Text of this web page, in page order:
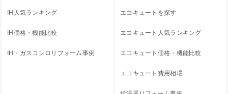
IH人気ランキング
IH価格・機能比較
IH・ガスコンロリフォーム事例
エコキュートを探す
エコキュート人気ランキング
エコキュート価格・機能比較
エコキュート費用相場